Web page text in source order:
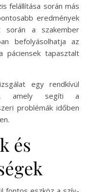
felállítása során más
eredmények
során a szakember
befolyásolhatja az
páciensek tapasztalt
egy rendkívül
amely segíti a
problémák időben
és